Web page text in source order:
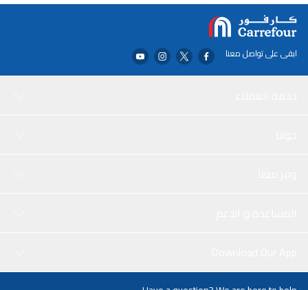
Switch Lite من الحافظة -جلد سيليكون ناعم وقابل للتمدد، سهل الإزالة
والارتداء
ابقى على تواصل معنا